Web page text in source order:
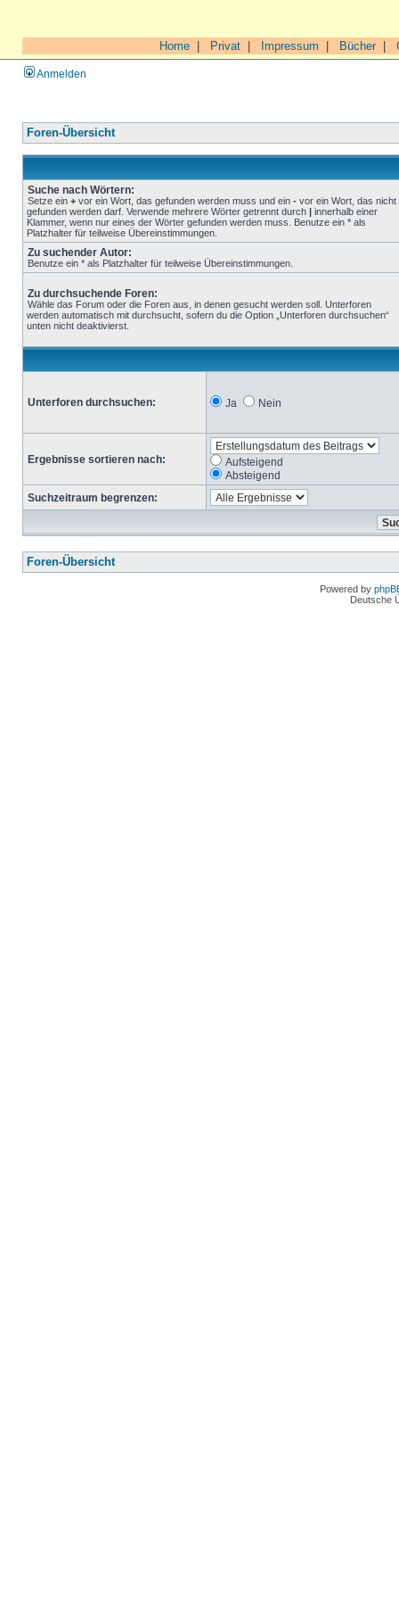
Home Privat Impressum Bücher|
Anmelden
Foren-Übersicht
Suche nach Wörtern:
Setze ein + vor ein Wort, das gefunden werden muss und ein - vor ein Wort, das nicht
gefunden werden darf. Verwende mehrere Wörter getrennt durch | innerhalb einer
Klammer, wenn nur eines der Wörter gefunden werden muss. Benutze ein * als
Platzhalter für teilweise Übereinstimmungen.
Zu suchender Autor:
Benutze ein * als Platzhalter für teilweise Übereinstimmungen.
Zu durchsuchende Foren:
Wähle das Forum oder die Foren aus, in denen gesucht werden soll. Unterforen
werden automatisch mit durchsucht, sofern du die Option „Unterforen durchsuchen“
unten nicht deaktivierst.
Unterforen durchsuchen: Ja Nein
Ergebnisse sortieren nach:
Aufsteigend
Absteigend
Suchzeitraum begrenzen:
Foren-Übersicht
Powered by
Deutsche